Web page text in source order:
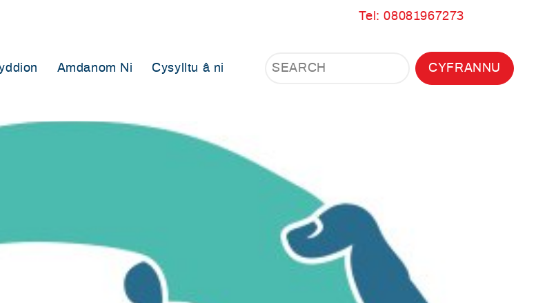
Tel: 08081967273
Amdanom Ni Cysylltu â ni
Search
Search
Search
CYFRANNU